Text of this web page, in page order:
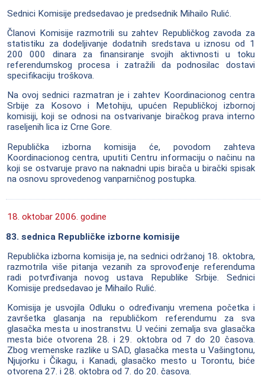
Sednici Komisije predsedavao je predsednik Mihailo Rulić.
Članovi Komisije razmotrili su zahtev Republičkog zavoda za
statistiku za dodeljivanje dodatnih sredstava u iznosu od 1
200 000 dinara za finansiranje svojih aktivnosti u toku
referendumskog procesa i zatražili da podnosilac dostavi
specifikaciju troškova.
Na ovoj sednici razmatran je i zahtev Koordinacionog centra
Srbije za Kosovo i Metohiju, upućen Republičkoj izbornoj
komisiji, koji se odnosi na ostvarivanje biračkog prava interno
raseljenih lica iz Crne Gore.
Republička izborna komisija će, povodom zahteva
Koordinacionog centra, uputiti Centru informaciju o načinu na
koji se ostvaruje pravo na naknadni upis birača u birački spisak
na osnovu sprovedenog vanparničnog postupka.
18. oktobar 2006. godine
83. sednica Republičke izborne komisije
Republička izborna komisija je, na sednici održanoj 18. oktobra,
razmotrila više pitanja vezanih za sprovođenje referenduma
radi potvrđivanja novog ustava Republike Srbije. Sednici
Komisije predsedavao je Mihailo Rulić.
Komisija je usvojila Odluku o određivanju vremena početka i
završetka glasanja na republičkom referendumu za sva
glasačka mesta u inostranstvu. U većini zemalja sva glasačka
mesta biće otvorena 28. i 29. oktobra od 7 do 20 časova.
Zbog vremenske razlike u SAD, glasačka mesta u Vašingtonu,
Njujorku i Čikagu, i Kanadi, glasačko mesto u Torontu, biće
otvorena 27. i 28. oktobra od 7. do 20. časova.